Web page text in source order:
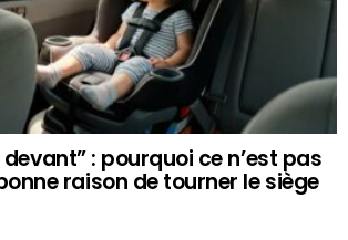
: pourquoi ce n’est pas
raison de tourner le siège